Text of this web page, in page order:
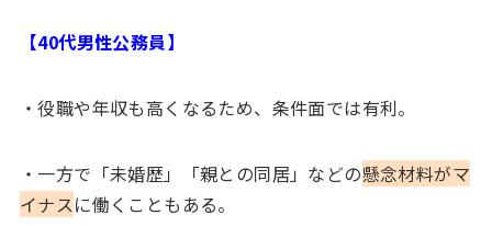
【40代男性公務員】
・役職や年収も高くなるため、条件面では有利。
・一方で「未婚歴」「親との同居」などの懸念材料がマ
イナスに働くこともある。